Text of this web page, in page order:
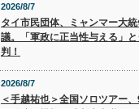
2026/8/7
タイ市民団体、ミャンマー大
議。「軍政に正当性与える」
判！
2026/8/7
＜手越祐也＞全国ソロツアー